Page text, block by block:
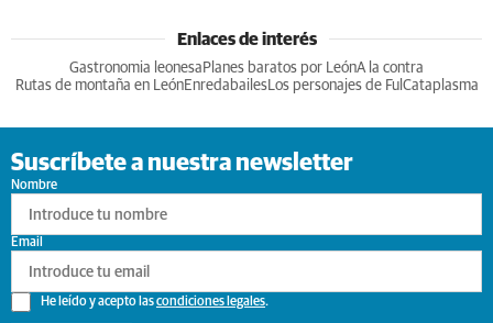
Enlaces de interés
Gastronomia leonesa Planes baratos por LeónA la contra
Rutas de montaña en LeónEnredabailesLos personajes de Ful Cataplasma
Suscríbete a nuestra newsletter
Nombre
He leído y acepto lascondiciones legales.
Email